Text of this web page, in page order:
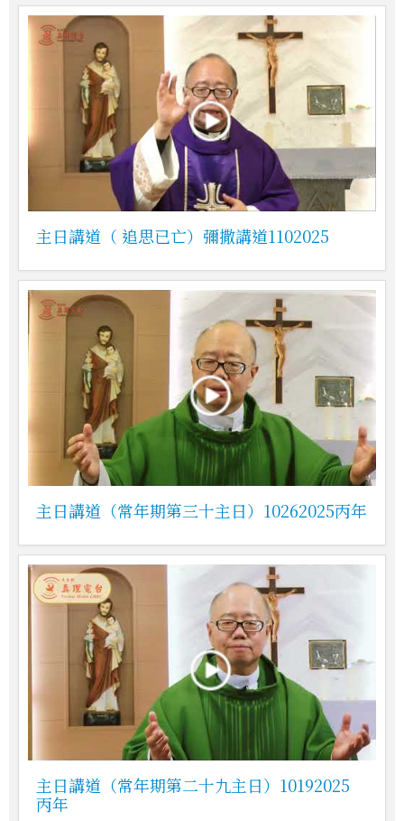
主日講道（ 追思已亡）彌撒講道1102025
主日講道（常年期第三十主日）10262025丙年
主日講道（常年期第二十九主日）10192025
丙年